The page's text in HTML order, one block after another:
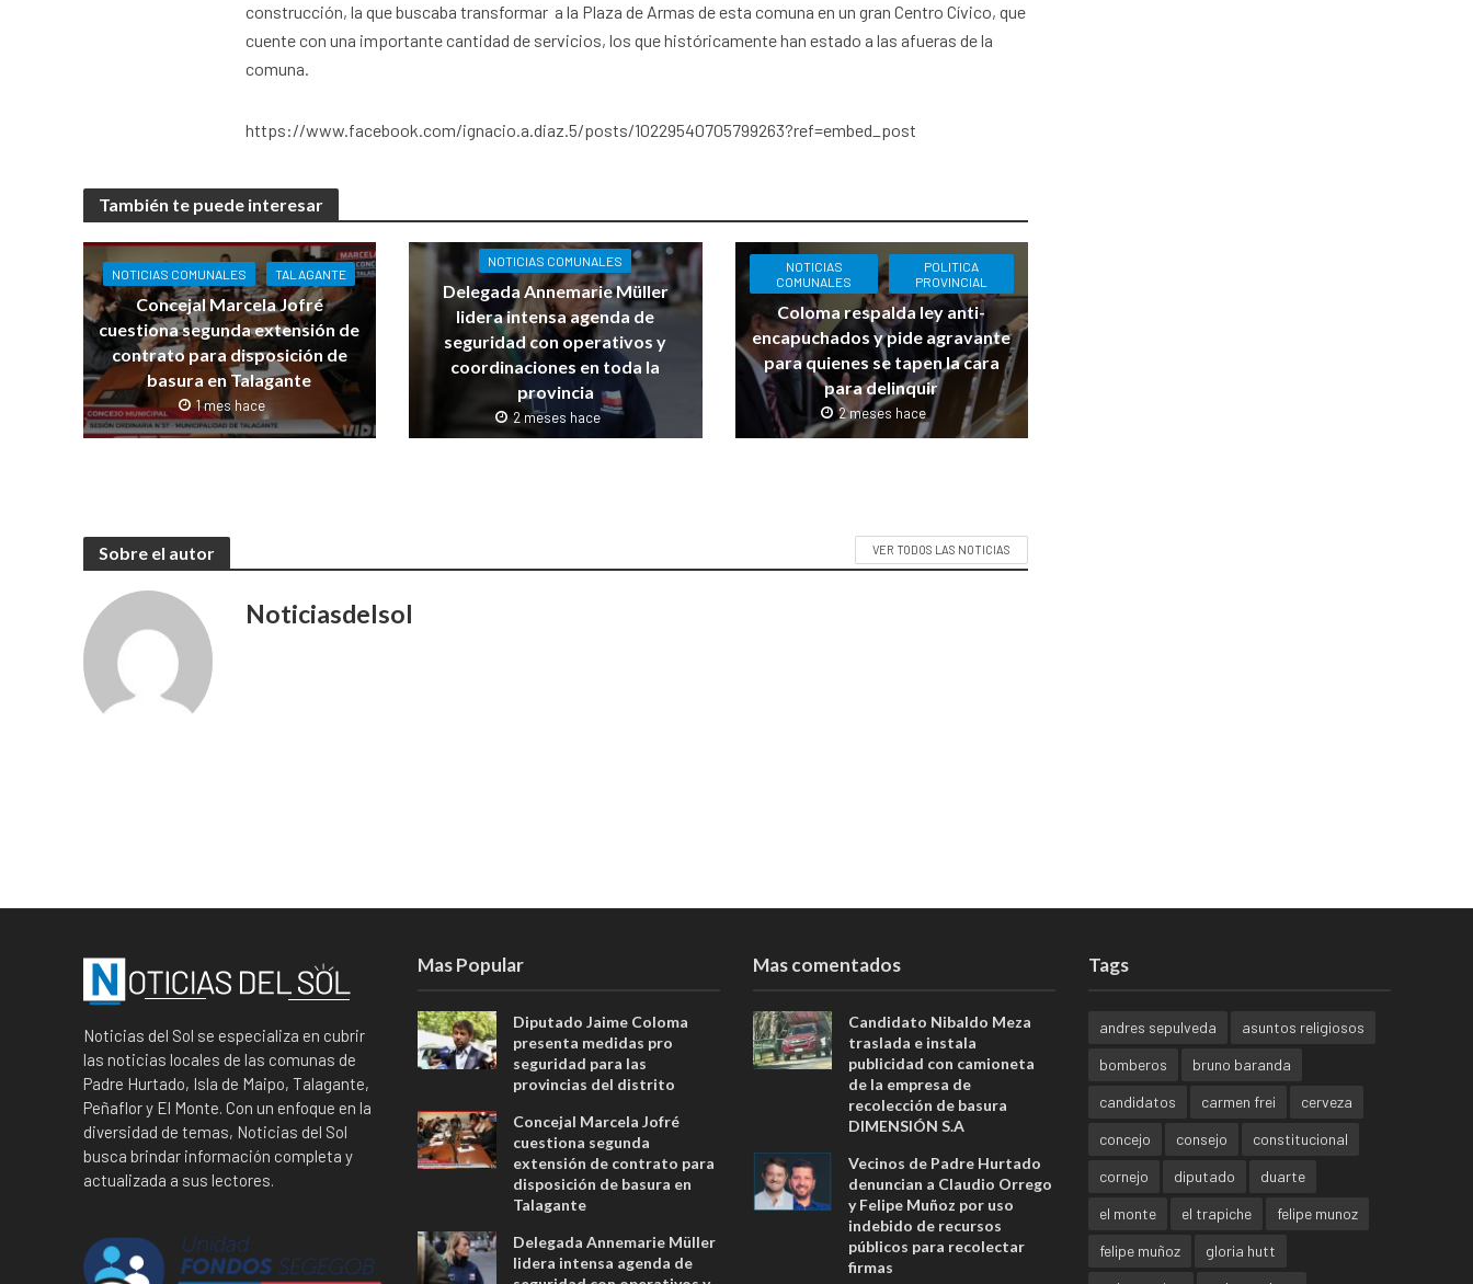
construcción, la que buscaba transformar a la Plaza de Armas de esta comuna en un gran Centro Cívico, que
cuente con una importante cantidad de servicios, los que históricamente han estado a las afueras de la
comuna.
https://www.facebook.com/ignacio.a.diaz.5/posts/10229540705799263?ref=embed_post
También te puede interesar
NOTICIAS COMUNALES TALAGANTE
Concejal Marcela Jofré
cuestiona segunda extensión de
contrato para disposición de
basura en Talagante
1 mes hace
NOTICIAS COMUNALES
Delegada Annemarie Müller
lidera intensa agenda de
seguridad con operativos y
coordinaciones en toda la
provincia
2 meses hace
NOTICIAS
COMUNALES
POLITICA
PROVINCIAL
Coloma respalda ley anti-
encapuchados y pide agravante
para quienes se tapen la cara
para delinquir
2 meses hace
Sobre el autor VER TODOS LAS NOTICIAS
Noticiasdelsol
Noticias del Sol se especializa en cubrir
las noticias locales de las comunas de
Padre Hurtado, Isla de Maipo, Talagante,
Peñaflor y El Monte. Con un enfoque en la
diversidad de temas, Noticias del Sol
busca brindar información completa y
actualizada a sus lectores.
Mas Popular
Diputado Jaime Coloma
presenta medidas pro
seguridad para las
provincias del distrito
Concejal Marcela Jofré
cuestiona segunda
extensión de contrato para
disposición de basura en
Talagante
Delegada Annemarie Müller
lidera intensa agenda de
Mas comentados
Candidato Nibaldo Meza
traslada e instala
publicidad con camioneta
de la empresa de
recolección de basura
DIMENSIÓN S.A
Vecinos de Padre Hurtado
denuncian a Claudio Orrego
y Felipe Muñoz por uso
indebido de recursos
públicos para recolectar
firmas
Tags
andres sepulveda
asuntos religiosos
bomberos
bruno baranda
candidatos
carmen frei
cerveza
concejo
consejo
constitucional
cornejo
diputado
duarte
el monte
el trapiche
felipe munoz
felipe muñoz
gloria hutt